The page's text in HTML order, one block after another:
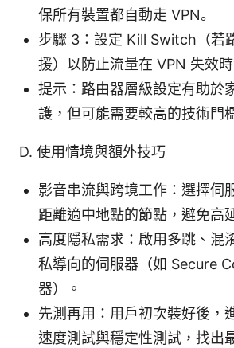
保所有裝置都自動走 VPN。
步驟 3：設定 Kill Switch（若
援）以防止流量在 VPN 失效時
提示：路由器層級設定有助於
護，但可能需要較高的技術門
D. 使用情境與額外技巧
影音串流與跨境工作：選擇伺
距離適中地點的節點，避免高
高度隱私需求：啟用多跳、混
私導向的伺服器（如 Secure
器）。
先測再用：用戶初次裝好後，
速度測試與穩定性測試，找出